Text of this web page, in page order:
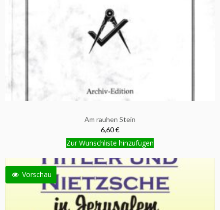
Am rauhen Stein
6,60 €
Zur Wunschliste hinzufügen
Vorschau